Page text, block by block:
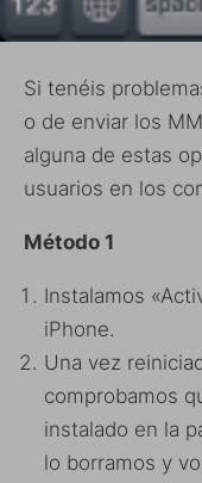
Si tenéis
o de enviar los
alguna de estas
usuarios en los
Método 1
Instalamos
iPhone.
Una vez
comprobamos
instalado en la
lo borramos y